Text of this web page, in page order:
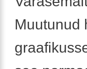
Muutunud